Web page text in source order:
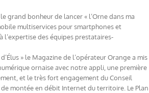
grand bonheur de lancer « l’Orne dans ma
multiservices pour smartphones et
des équipes prestataires-
» le Magazine de l’opérateur Orange a mis
ornaise avec notre appli, une première
et le très fort engagement du Conseil
montée en débit Internet du territoire. Le Plan